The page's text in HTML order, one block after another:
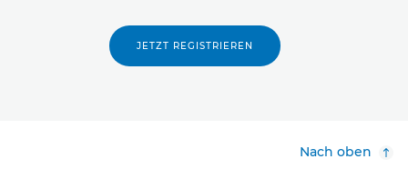
JETZT REGISTRIEREN
Nach oben